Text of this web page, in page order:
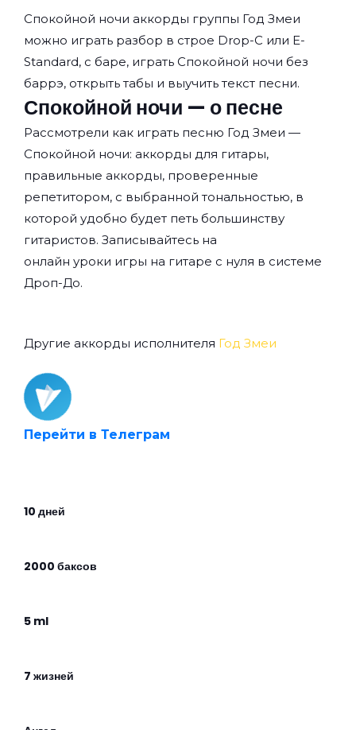
Спокойной ночи аккорды группы Год Змеи
можно играть разбор в строе Drop-C или E-
Standard, с баре, играть Спокойной ночи без
баррэ, открыть табы и выучить текст песни.
Спокойной ночи — о песне
Рассмотрели как играть песню Год Змеи —
Спокойной ночи: аккорды для гитары,
правильные аккорды, проверенные
репетитором, с выбранной тональностью, в
которой удобно будет петь большинству
гитаристов. Записывайтесь на
онлайн уроки игры на гитаре с нуля в системе
Дроп-До.
Другие аккорды исполнителя Год Змеи
Перейти в Телеграм
10 дней
2000 баксов
5 ml
7 жизней